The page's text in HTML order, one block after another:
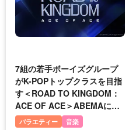
7組の若手ボーイズグループ
がK-POPトップクラスを目指
す＜ROAD TO KINGDOM：
ACE OF ACE＞ABEMAにて
日韓同時、国内独占放送決定
バラエティー 音楽